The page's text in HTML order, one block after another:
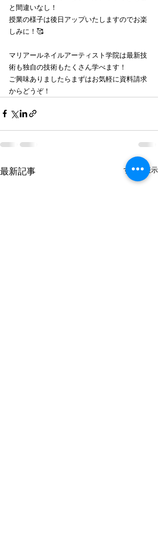
と間違いなし！
授業の様子は後日アップいたしますのでお楽
しみに！🥰
マリアールネイルアーティスト学院は最新技
術も独自の技術もたくさん学べます！
ご興味ありましたらまずはお気軽に資料請求
からどうぞ！
最新記事 すべて表示